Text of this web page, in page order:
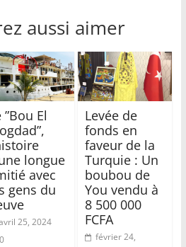
aussi aimer
”Bou El
longue
avec
gens du
25, 2024
0
Levée de
fonds en
faveur de la
Turquie : Un
boubou de
You vendu à
8 500 000
FCFA
février 24,